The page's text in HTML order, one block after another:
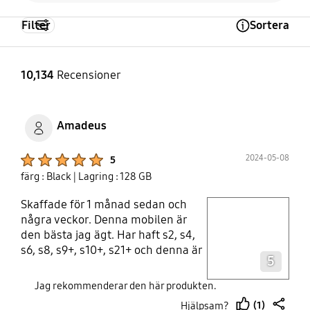
10,134 Recensioner
Filter Sortera
Amadeus
5 2024-05-08
färg : Black | Lagring : 128 GB
Skaffade för 1 månad sedan och
några veckor. Denna mobilen är
den bästa jag ägt. Har haft s2, s4,
s6, s8, s9+, s10+, s21+ och denna är
Batteriet är det bästa med den.
Med min användning, youtube,
5
Jag rekommenderar den här produkten.
Hjälpsam?
(1)